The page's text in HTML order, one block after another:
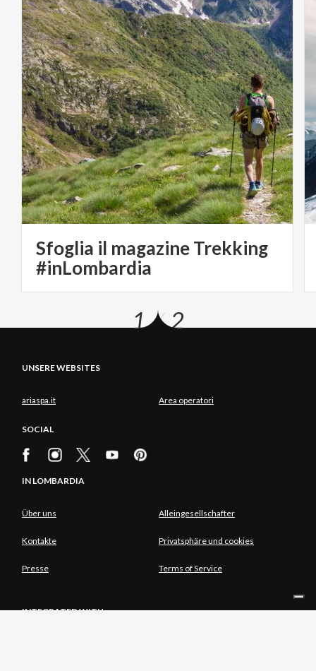
Sfoglia il magazine Trekking
#inLombardia
1 2
UNSERE WEBSITES
ariaspa.it Area operatori
SOCIAL
IN LOMBARDIA
Über uns Alleingesellschafter
Kontakte Privatsphäre und cookies
Presse Terms of Service
INTEGRATED WITH